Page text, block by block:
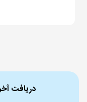
دریافت